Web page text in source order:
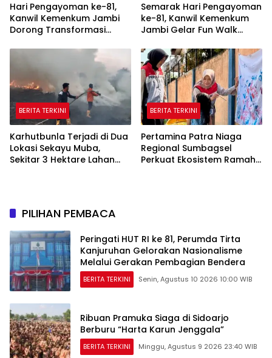
Hari Pengayoman ke-81,
Kanwil Kemenkum Jambi
Dorong Transformasi
Hukum yang Berdampak
Semarak Hari Pengayoman
ke-81, Kanwil Kemenkum
Jambi Gelar Fun Walk
BERITA TERKINI
Karhutbunla Terjadi di Dua
Lokasi Sekayu Muba,
Sekitar 3 Hektare Lahan
BERITA TERKINI
Pertamina Patra Niaga
Regional Sumbagsel
Perkuat Ekosistem Ramah
PILIHAN PEMBACA
Peringati HUT RI ke 81, Perumda Tirta
Kanjuruhan Gelorakan Nasionalisme
Melalui Gerakan Pembagian Bendera
BERITA TERKINI Senin, Agustus 10 2026 10:00 WIB
Ribuan Pramuka Siaga di Sidoarjo
Berburu “Harta Karun Jenggala”
BERITA TERKINI Minggu, Agustus 9 2026 23:40 WIB